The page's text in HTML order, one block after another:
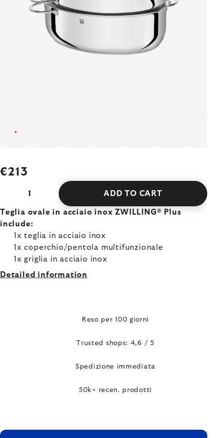
€213
ADD TO CART
Teglia ovale in acciaio inox ZWILLING® Plus
include:
1x teglia in acciaio inox
1x coperchio/pentola multifunzionale
1x griglia in acciaio inox
Detailed information
Reso per 100 giorni
Trusted shops: 4,6 / 5
Spedizione immediata
50k+ recen. prodotti
FOOTER